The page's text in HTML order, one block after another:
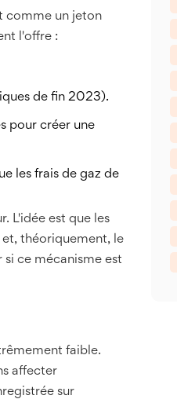
comme un jeton
l'offre :
de fin 2023).
pour créer une
les frais de gaz de
L'idée est que les
théoriquement, le
ce mécanisme est
faible.
affecter
sur